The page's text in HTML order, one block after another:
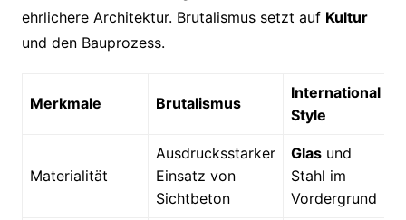
ehrlichere Architektur. Brutalismus setzt auf Kultur
und den Bauprozess.
Merkmale Brutalismus
International
Style
Materialität
Ausdrucksstarker
Einsatz von
Sichtbeton
Glasund
Stahl im
Vordergrund